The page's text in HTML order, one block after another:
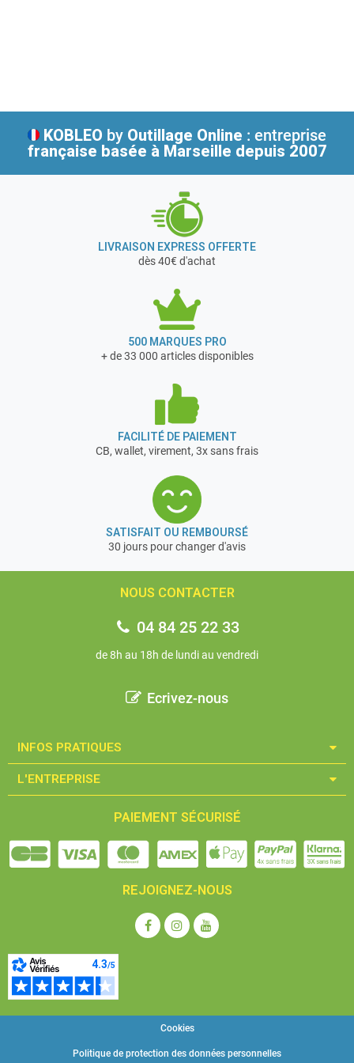
KOBLEO by Outillage Online : entreprise
française basée à Marseille depuis 2007
LIVRAISON EXPRESS OFFERTE
dès 40€ d'achat
500 MARQUES PRO
+ de 33 000 articles disponibles
FACILITÉ DE PAIEMENT
CB, wallet, virement, 3x sans frais
SATISFAIT OU REMBOURSÉ
30 jours pour changer d'avis
NOUS CONTACTER
04 84 25 22 33
de 8h au 18h de lundi au vendredi
Ecrivez-nous
INFOS PRATIQUES​
L'ENTREPRISE​
PAIEMENT SÉCURISÉ
REJOIGNEZ-NOUS
Politique de protection des données personnelles
Cookies